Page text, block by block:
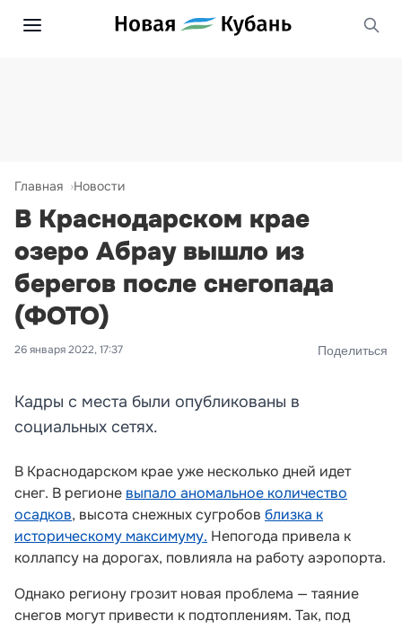
Главная Новости
В Краснодарском крае
озеро Абрау вышло из
берегов после снегопада
(ФОТО)
26 января 2022, 17:37 Поделиться
Кадры с места были опубликованы в
социальных сетях.
В Краснодарском крае уже несколько дней идет
снег. В регионе выпало аномальное количество
осадков, высота снежных сугробов близка к
историческому максимуму. Непогода привела к
коллапсу на дорогах, повлияла на работу аэропорта.
Однако региону грозит новая проблема — таяние
снегов могут привести к подтоплениям. Так, под